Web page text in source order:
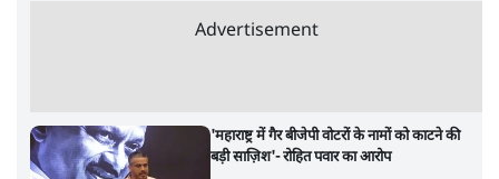
Advertisement
'महाराष्ट्र में गैर बीजेपी वोटरों के नामों को काटने की
बड़ी साज़िश'- रोहित पवार का आरोप